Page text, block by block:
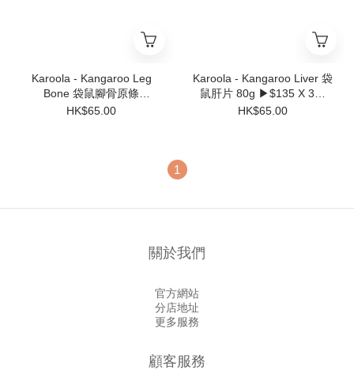
Karoola - Kangaroo Leg
Bone 袋鼠腳骨原條
200g▶$135 X 3包◀【可混
HK$65.00
Karoola - Kangaroo Liver 袋
鼠肝片 80g ▶$135 X 3包
◀【可混合其他口味】
HK$65.00
1
關於我們
官方網站
分店地址
更多服務
顧客服務